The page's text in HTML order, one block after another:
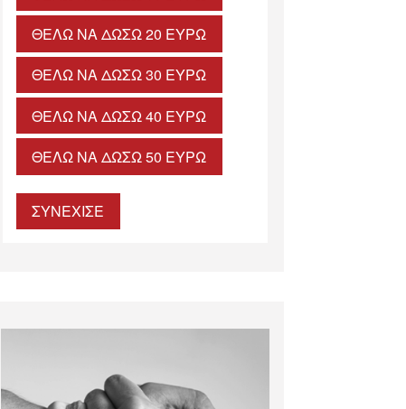
ΘΈΛΩ ΝΑ ΔΏΣΩ 20 ΕΥΡΏ
ΘΈΛΩ ΝΑ ΔΏΣΩ 30 ΕΥΡΏ
ΘΈΛΩ ΝΑ ΔΏΣΩ 40 ΕΥΡΏ
ΘΈΛΩ ΝΑ ΔΏΣΩ 50 ΕΥΡΏ
ΣΥΝΕΧΙΣΕ